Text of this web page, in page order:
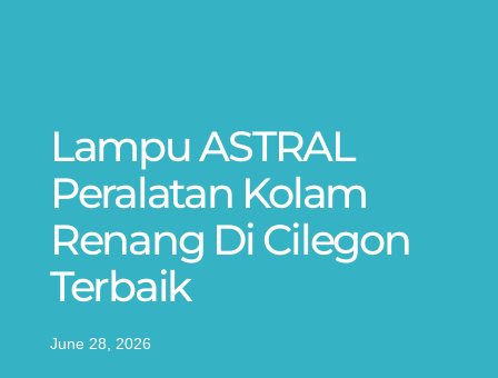
Lampu ASTRAL
Peralatan Kolam
Renang Di Cilegon
Terbaik
June 28, 2026